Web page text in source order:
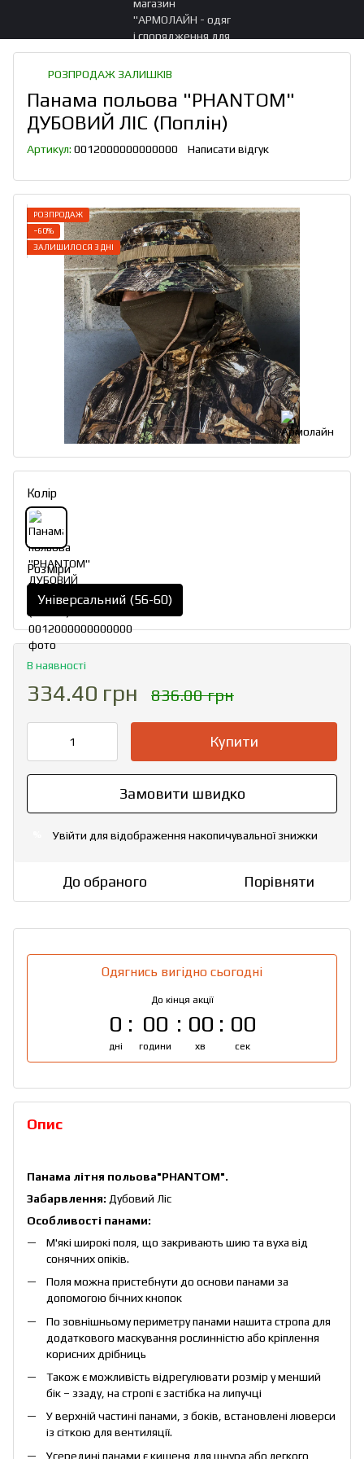
РОЗПРОДАЖ ЗАЛИШКІВ
Панама польова "PHANTOM"
ДУБОВИЙ ЛІС (Поплін)
Артикул: 0012000000000000 Написати відгук
РОЗПРОДАЖ
−60%
ЗАЛИШИЛОСЯ 3 ДНІ
Колір
Розміри
Універсальний (56-60)
В наявності
334.40 грн 836.00 грн
Купити
Замовити швидко
Увійти для відображення накопичувальної знижки
До обраного Порівняти
Одягнись вигідно сьогодні
До кінця акції
0
дні
00
години
00
хв
00
сек
Опис
Панама літня польова"PHANTOM".
Забарвлення: Дубовий Ліс
Особливості панами:
М'які широкі поля, що закривають шию та вуха від
сонячних опіків.
Поля можна пристебнути до основи панами за
допомогою бічних кнопок
По зовнішньому периметру панами нашита стропа для
додаткового маскування рослинністю або кріплення
корисних дрібниць
Також є можливість відрегулювати розмір у менший
бік – ззаду, на стропі є застібка на липучці
У верхній частині панами, з боків, встановлені люверси
із сіткою для вентиляції.
Усередині панами є кишеня для шнура або легкого